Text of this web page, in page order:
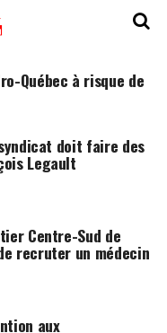
Québec à risque de
doit faire des
Legault
Centre-Sud de
recruter un médecin
aux